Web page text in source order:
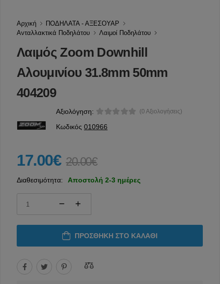
Αρχική
ΠΟΔΗΛΑΤΑ - ΑΞΕΣΟΥΑΡ
Ανταλλακτικά Ποδηλάτου
Λαιμοί Ποδηλάτου
Λαιμός Zoom Downhill
Αλουμινίου 31.8mm 50mm
404209
Αξιολόγηση: (0 Αξιολογήσεις)
Κωδικός 010966
17.00€ 20.00€
Διαθεσιμότητα: Αποστολή 2-3 ημέρες
ΠΡΟΣΘΉΚΗ ΣΤΟ ΚΑΛΆΘΙ